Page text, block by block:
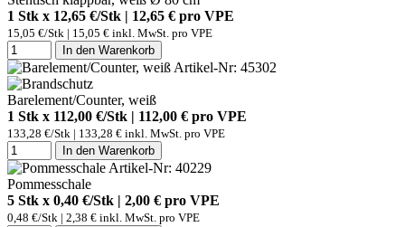
1 Stk x 12,65 €/Stk | 12,65 € pro VPE
15,05 €/Stk | 15,05 € inkl. MwSt. pro VPE
In den Warenkorb
Artikel-Nr: 45302
Barelement/Counter, weiß
1 Stk x 112,00 €/Stk | 112,00 € pro VPE
133,28 €/Stk | 133,28 € inkl. MwSt. pro VPE
In den Warenkorb
Artikel-Nr: 40229
Pommesschale
5 Stk x 0,40 €/Stk | 2,00 € pro VPE
0,48 €/Stk | 2,38 € inkl. MwSt. pro VPE